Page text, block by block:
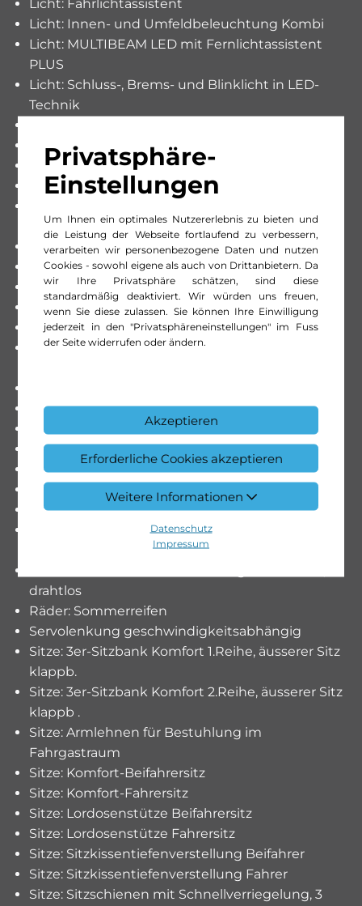
Privatsphäre-
Einstellungen
Um Ihnen ein optimales Nutzererlebnis zu bieten und
die Leistung der Webseite fortlaufend zu verbessern,
verarbeiten wir personenbezogene Daten und nutzen
Cookies - sowohl eigene als auch von Drittanbietern. Da
wir Ihre Privatsphäre schätzen, sind diese
standardmäßig deaktiviert. Wir würden uns freuen,
wenn Sie diese zulassen. Sie können Ihre Einwilligung
jederzeit in den "Privatsphäreneinstellungen" im Fuss
der Seite widerrufen oder ändern.
Akzeptieren
Erforderliche Cookies akzeptieren
Weitere Informationen
Datenschutz
Impressum
Licht: Fahrlichtassistent
Licht: Innen- und Umfeldbeleuchtung Kombi
Licht: MULTIBEAM LED mit Fernlichtassistent
PLUS
Licht: Schluss-, Brems- und Blinklicht in LED-
Technik
Media: 2-Wege-Lautsprecher vorn und hinten
Media: Digitales Radio (DAB)
Media: Kombiinstrument mit Farbdisplay
Dienste
Media: MBUX Multimediasystem
Media: Smartphone-Integrationspaket
Media: Vorrüstung Navigation
Media: Vorrüstung Remote Services Plus
Modellpflege
Motor: OM 654 DE 20 LA 120 kW (163 PS)
Paket: Akustikpaket
Paket: Chrom Interieur-Paket
Paket: Park-Paket mit Rückfahrkamera
Paket: Spiegel-Paket Vito
Polster: Stoff Caluma schwarz
Räder: Bereifung 225/55 R17
Räder: Leichtmetallräder 7 J x 17, 5-
Doppelspeichen-Design
drahtlos
Räder: Sommerreifen
Servolenkung geschwindigkeitsabhängig
Sitze: 3er-Sitzbank Komfort 1.Reihe, äusserer Sitz
klappb.
Sitze: 3er-Sitzbank Komfort 2.Reihe, äusserer Sitz
klappb .
Sitze: Armlehnen für Bestuhlung im
Fahrgastraum
Sitze: Komfort-Beifahrersitz
Sitze: Komfort-Fahrersitz
Sitze: Lordosenstütze Beifahrersitz
Sitze: Lordosenstütze Fahrersitz
Sitze: Sitzkissentiefenverstellung Beifahrer
Sitze: Sitzkissentiefenverstellung Fahrer
Sitze: Sitzschienen mit Schnellverriegelung, 3